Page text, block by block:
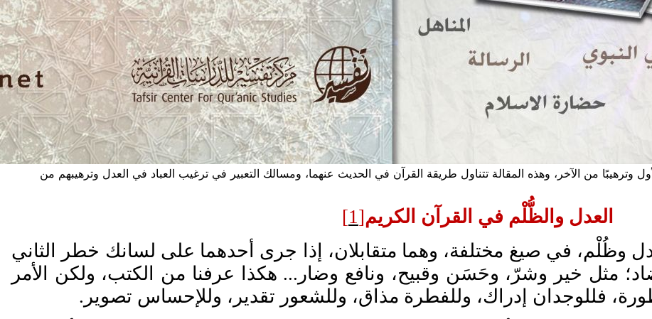
وترهيبًا من الآخر، وهذه المقالة تتناول طريقة القرآن في الحديث عنهما، ومسالك التعبير في ترغيب العباد في العدل وترهيبهم من
العدل والظُّلْم في القرآن الكريم[1]
وظُلْم، في صيغ مختلفة، وهما متقابلان، إذا جرى أحدهما على لسانك خطر الثاني
مثل خير وشرّ، وحَسَن وقبيح، ونافع وضار... هكذا عرفنا من الكتب، ولكن الأمر
فللوجدان إدراك، وللفطرة مذاق، وللشعور تقدير، وللإحساس تصوير.